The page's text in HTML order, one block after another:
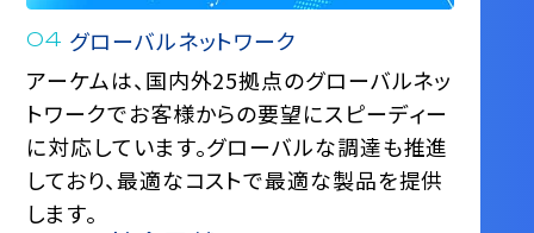
グローバルネットワーク
アーケムは、国内外25拠点のグローバルネッ
トワークでお客様からの要望にスピーディー
に対応しています。グローバルな調達も推進
しており、最適なコストで最適な製品を提供
します。